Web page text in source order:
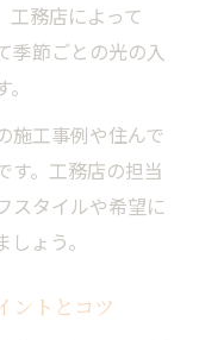
工光の効果比
源選びのポイ
られるメリッ
務店の提案事
自然光の工務
工務店によって
季節ごとの光の入
施工事例や住んで
す。工務店の担当
スタイルや希望に
ょう。
ントとコツ